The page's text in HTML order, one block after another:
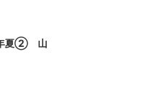
年夏② 山